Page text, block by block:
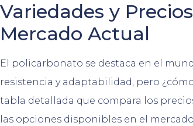
Variedades y
Mercado Actual
El policarbonato se destaca en el
resistencia y adaptabilidad, pero
tabla detallada que compara los
las opciones disponibles en el